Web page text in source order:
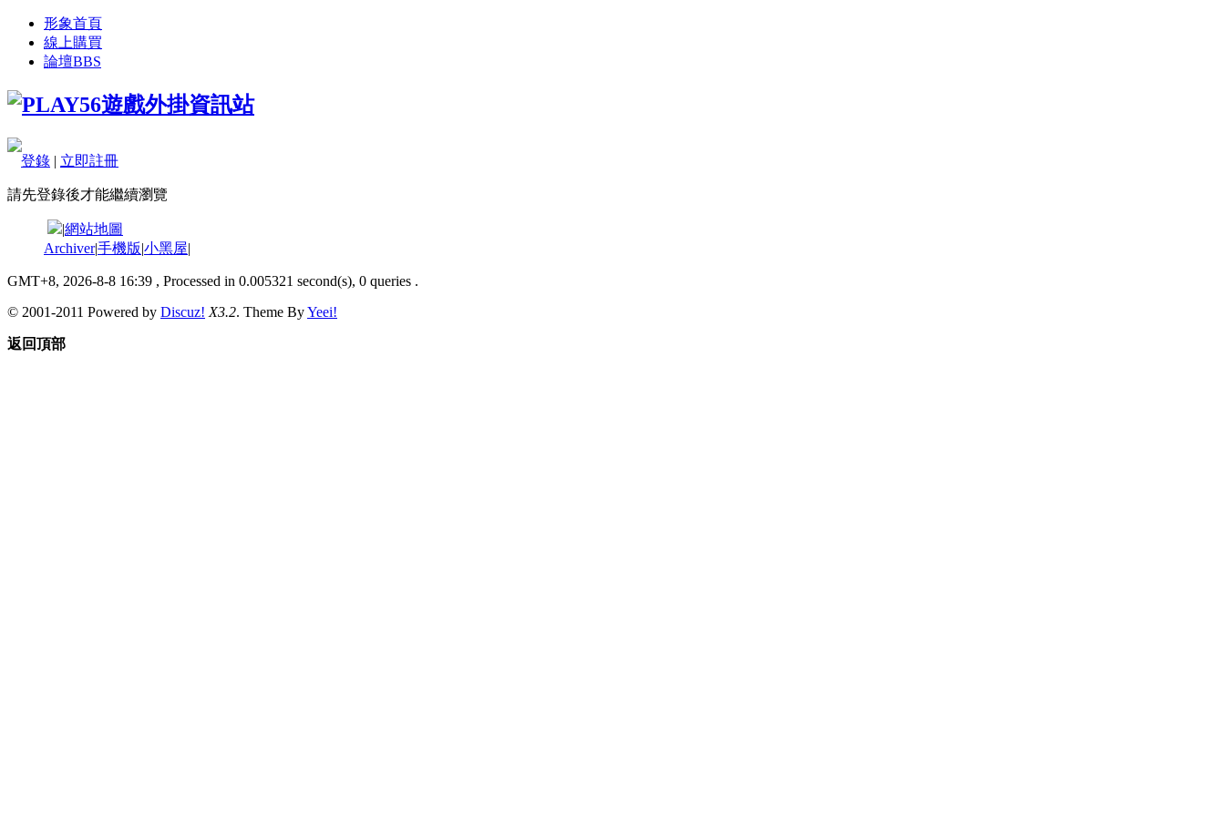
形象首頁
線上購買
論壇BBS
登錄 | 立即註冊
請先登錄後才能繼續瀏覽
|網站地圖
Archiver|手機版|小黑屋|
GMT+8, 2026-8-8 16:39 , Processed in 0.005321 second(s), 0 queries .
© 2001-2011 Powered by Discuz! X3.2. Theme ByYeei!
返回頂部